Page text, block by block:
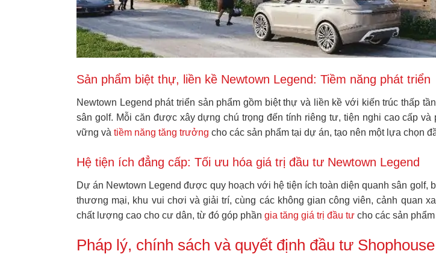
Sản phẩm biệt thự, liền kề Newtown Legend: Tiềm năng phát triển
Newtown Legend phát triển sản phẩm gồm biệt thự và liền kề với kiến trúc thấp
sân golf. Mỗi căn được xây dựng chú trọng đến tính riêng tư, tiện nghi cao cấp
vững và tiềm năng tăng trưởng cho các sản phẩm tại dự án, tạo nên một lựa chọn
Hệ tiện ích đẳng cấp: Tối ưu hóa giá trị đầu tư Newtown Legend
Dự án Newtown Legend được quy hoạch với hệ tiện ích toàn diện quanh sân golf,
thương mại, khu vui chơi và giải trí, cùng các không gian công viên, cảnh quan
chất lượng cao cho cư dân, từ đó góp phần gia tăng giá trị đầu tư cho các sản
Pháp lý, chính sách và quyết định đầu tư